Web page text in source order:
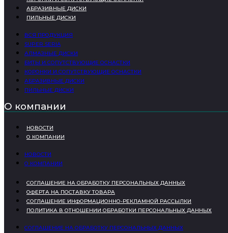
АБРАЗИВНЫЕ ДИСКИ
ПИЛЬНЫЕ ДИСКИ
ВСЯ ПРОДУКЦИЯ
SUPER SERIA
АЛМАЗНЫЕ ДИСКИ
БИТЫ И СОПУТСТВУЮЩИЕ ОСНАСТКИ
КОРОНКИ И СОПУТСТВУЮЩИЕ ОСНАСТКИ
АБРАЗИВНЫЕ ДИСКИ
ПИЛЬНЫЕ ДИСКИ
О компании
НОВОСТИ
О КОМПАНИИ
НОВОСТИ
О КОМПАНИИ
СОГЛАШЕНИЕ НА ОБРАБОТКУ ПЕРСОНАЛЬНЫХ ДАННЫХ
ОФЕРТА НА ПОСТАВКУ ТОВАРА
СОГЛАШЕНИЕ ИНФОРМАЦИОННО-РЕКЛАМНОЙ РАССЫЛКИ
ПОЛИТИКА В ОТНОШЕНИИ ОБРАБОТКИ ПЕРСОНАЛЬНЫХ ДАННЫХ
СОГЛАШЕНИЕ НА ОБРАБОТКУ ПЕРСОНАЛЬНЫХ ДАННЫХ